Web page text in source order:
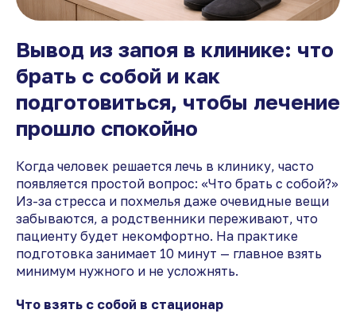
Вывод из запоя в клинике: что
брать с собой и как
подготовиться, чтобы лечение
прошло спокойно
Когда человек решается лечь в клинику, часто
появляется простой вопрос: «Что брать с собой?»
Из-за стресса и похмелья даже очевидные вещи
забываются, а родственники переживают, что
пациенту будет некомфортно. На практике
подготовка занимает 10 минут — главное взять
минимум нужного и не усложнять.
Что взять с собой в стационар